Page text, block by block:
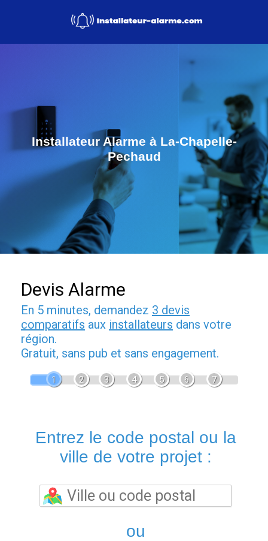
Installateur Alarme à La-Chapelle-
Pechaud
Devis Alarme
En 5 minutes, demandez 3 devis
comparatifs aux installateurs dans votre
région.
Gratuit, sans pub et sans engagement.
1 2 3 4 5 6 7
Entrez le code postal ou la
ville de votre projet :
ou